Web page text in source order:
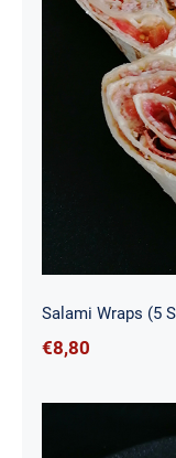
Salami Wraps (5
€8,80